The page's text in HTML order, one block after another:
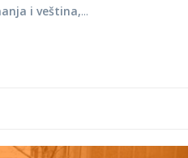
i veština,...